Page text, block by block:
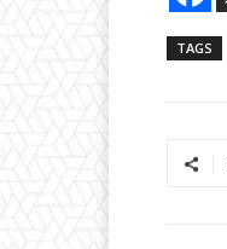
TAGS